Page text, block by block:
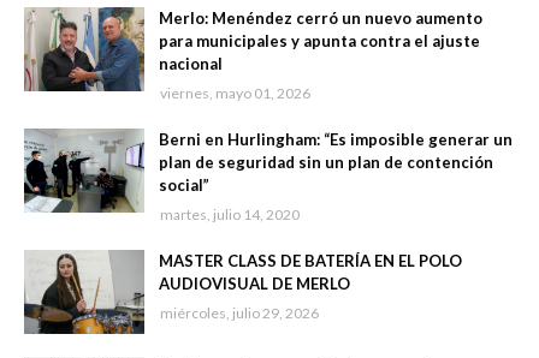
Merlo: Menéndez cerró un nuevo aumento
para municipales y apunta contra el ajuste
nacional
viernes, mayo 01, 2026
Berni en Hurlingham: “Es imposible generar un
plan de seguridad sin un plan de contención
social”
martes, julio 14, 2020
MASTER CLASS DE BATERÍA EN EL POLO
AUDIOVISUAL DE MERLO
miércoles, julio 29, 2026